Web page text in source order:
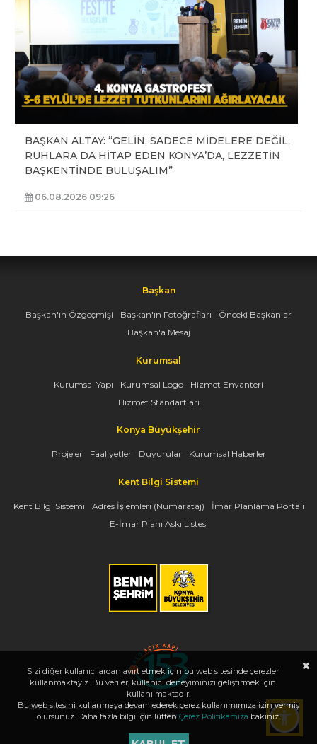
BAŞKAN ALTAY: “GELİN, SADECE MİDELERE DEĞİL,
RUHLARA DA HİTAP EDEN KONYA’DA, LEZZETİN
BAŞKENTİNDE BULUŞALIM”
06.08.2026 09:26
Başkan
Başkan'ın Özgeçmişi Başkan'ın Fotoğrafları
Önceki Başkanlar
Başkan'a Mesaj
Kurumsal
Kurumsal Yapı Kurumsal Logo
Hizmet Envanteri
Hizmet Standartları
Konya Büyükşehir
Projeler Faaliyetler Duyurular Kurumsal Haberler
Kent Bilgi Sistemi
Kent Bilgi Sistemi Adres İşlemleri (Numarataj)
İmar Planlama Portalı
E-İmar Planı Askı Listesi
Copyright 2026, www.konya.bel.tr - Tüm Hakları Saklıdır - Bilgi İşlem Dairesi
Başkanlığı
Sizi diğer kullanıcılardan ayırt etmek için bu web sitesinde çerezler
kullanmaktayız. Bu veriler, kullanıcı deneyiminizi geliştirmek için
kullanılmaktadır.
Bu web sitesini kullanmaya devam ederek çerez kullanımımıza izin vermiş
olursunuz. Daha fazla bilgi için lütfen Çerez Politikamıza bakınız.